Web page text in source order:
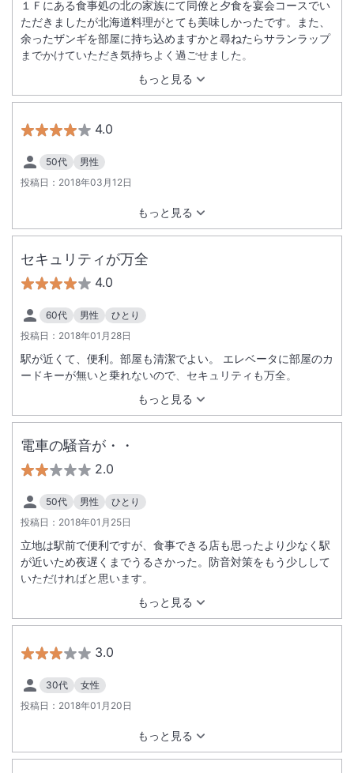
もっと見る
１Ｆにある食事処の北の家族にて同僚と夕食を宴会コースでい
ただきましたが北海道料理がとても美味しかったです。また、
余ったザンギを部屋に持ち込めますかと尋ねたらサランラップ
までかけていただき気持ちよく過ごせました。
4.0
50代
男性
投稿日： 2018年03月12日
もっと見る
セキュリティが万全
4.0
60代 男性
ひとり
投稿日： 2018年01月28日
もっと見る
駅が近くて、便利。部屋も清潔でよい。 エレベータに部屋のカ
ードキーが無いと乗れないので、セキュリティも万全。
電車の騒音が・・
2.0
50代 男性
ひとり
投稿日： 2018年01月25日
もっと見る
立地は駅前で便利ですが、食事できる店も思ったより少なく駅
が近いため夜遅くまでうるさかった。防音対策をもう少しして
いただければと思います。
3.0
30代
女性
投稿日： 2018年01月20日
もっと見る